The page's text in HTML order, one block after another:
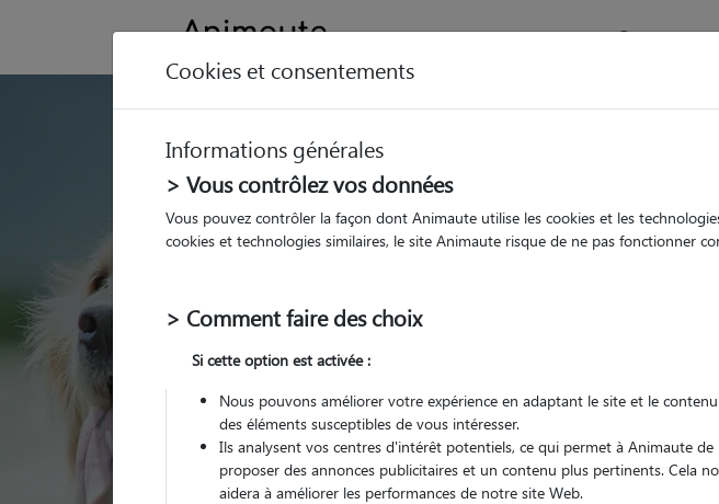
Comment
Trouvez une garde animaux à
Plessé
Cookies et consentements
Informations générales
> Vous contrôlez vos données
Vous pouvez contrôler la façon dont Animaute utilise les cookies et les
cookies et technologies similaires, le site Animaute risque de ne pas fonctionner
> Comment faire des choix
Si cette option est activée :
Nous pouvons améliorer votre expérience en adaptant le site et le
des éléments susceptibles de vous intéresser.
Ils analysent vos centres d'intérêt potentiels, ce qui permet à Animaute de
proposer des annonces publicitaires et un contenu plus pertinents. Cela
aidera à améliorer les performances de notre site Web.